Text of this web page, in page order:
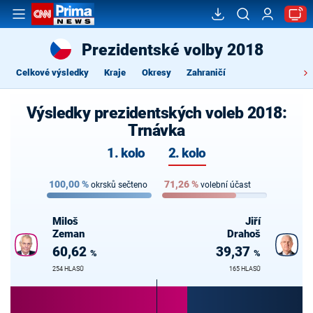
Prezidentské volby 2018
Celkové výsledky Kraje Okresy Zahraničí
Výsledky prezidentských voleb 2018:
Trnávka
1. kolo 2. kolo
100,00% okrsků sečteno 71,26% volební účast
Miloš
Zeman
60,62 %
254 HLASŮ
Jiří
Drahoš
39,37 %
165 HLASŮ